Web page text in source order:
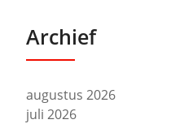
Archief
augustus 2026
juli 2026